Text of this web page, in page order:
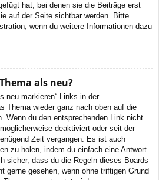
hat, bei denen sie die Beiträge erst
auf der Seite sichtbar werden. Bitte
wenn du weitere Informationen dazu
als neu?
neu markieren“-Links in der
Thema wieder ganz nach oben auf die
Wenn du den entsprechenden Link nicht
deaktiviert oder seit der
Zeit vergangen. Es ist auch
zu holen, indem du einfach eine Antwort
sicher, dass du die Regeln dieses Boards
gerne gesehen, wenn ohne triftigen Grund